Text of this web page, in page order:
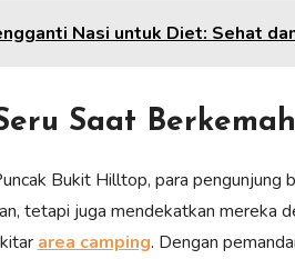
Nasi untuk Diet: Sehat
Saat Berkemah
Bukit Hilltop, para
tetapi juga mendekatkan mereka
area camping. Dengan